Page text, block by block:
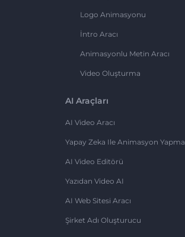
Logo Animasyonu
İntro Aracı
Animasyonlu Metin Aracı
Video Oluşturma
AI Araçları
AI Video Aracı
Yapay Zeka Ile Animasyon Yapma
AI Video Editörü
Yazıdan Video AI
AI Web Sitesi Aracı
Şirket Adı Oluşturucu